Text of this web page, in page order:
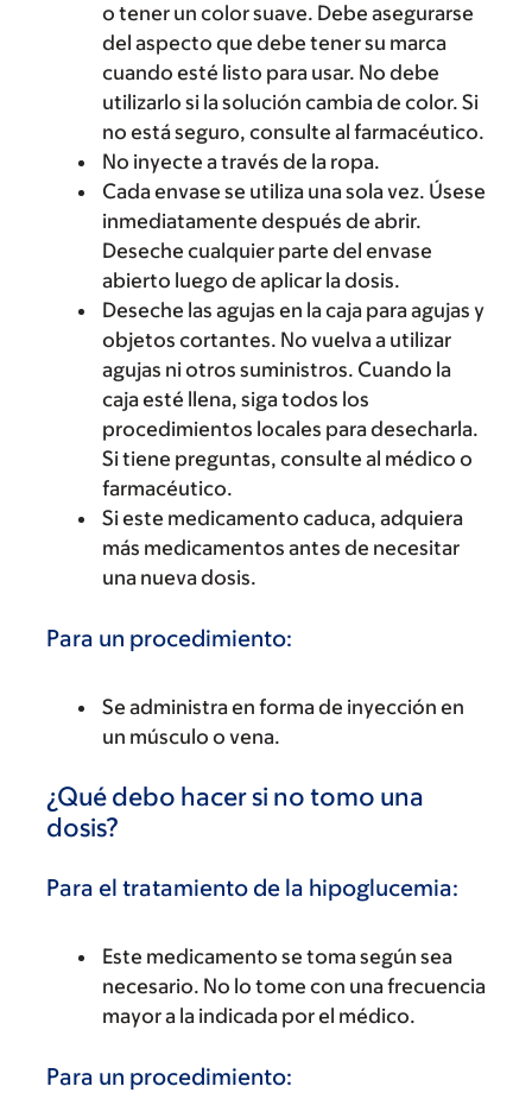
o tener un color suave. Debe asegurarse
del aspecto que debe tener su marca
cuando esté listo para usar. No debe
utilizarlo si la solución cambia de color. Si
no está seguro, consulte al farmacéutico.
No inyecte a través de la ropa.
Cada envase se utiliza una sola vez. Úsese
inmediatamente después de abrir.
Deseche cualquier parte del envase
abierto luego de aplicar la dosis.
Deseche las agujas en la caja para agujas y
objetos cortantes. No vuelva a utilizar
agujas ni otros suministros. Cuando la
caja esté llena, siga todos los
procedimientos locales para desecharla.
Si tiene preguntas, consulte al médico o
farmacéutico.
Si este medicamento caduca, adquiera
más medicamentos antes de necesitar
una nueva dosis.
Para un procedimiento:
Se administra en forma de inyección en
un músculo o vena.
¿Qué debo hacer si no tomo una
dosis?
Para el tratamiento de la hipoglucemia:
Este medicamento se toma según sea
necesario. No lo tome con una frecuencia
mayor a la indicada por el médico.
Para un procedimiento: